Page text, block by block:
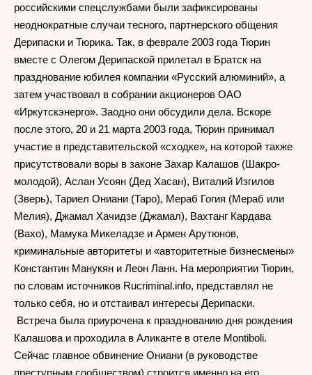
российскими спецслужбами были зафиксированы
неоднократные случаи тесного, партнерского общения
Дерипаски и Тюрика. Так, в феврале 2003 года Тюрин
вместе с Олегом Дерипаской прилетал в Братск на
празднование юбилея компании «Русский алюминий», а
затем участвовал в собрании акционеров ОАО
«Иркутскэнерго». Заодно они обсудили дела. Вскоре
после этого, 20 и 21 марта 2003 года, Тюрин принимал
участие в представительской «сходке», на которой также
присутствовали воры в законе Захар Калашов (Шакро-
молодой), Аслан Усоян (Дед Хасан), Виталий Изгилов
(Зверь), Тариел Ониани (Таро), Мераб Гогия (Мераб или
Мелия), Джамал Хачидзе (Джамал), Вахтанг Кардава
(Вахо), Мамука Микеладзе и Армен Арутюнов,
криминальные авторитеты и «авторитетные бизнесмены»
Константин Манукян и Леон Ланн. На мероприятии Тюрин,
по словам источников Rucriminal.info, представлял не
только себя, но и отстаивал интересы Дерипаски.
Встреча была приурочена к празднованию дня рождения
Калашова и проходила в Аликанте в отеле Montiboli.
Сейчас главное обвинение Ониани (в руководстве
преступным сообществом) строится именно на его